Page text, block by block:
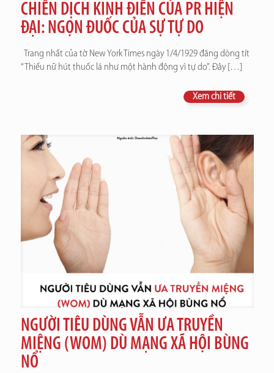
CHIẾN DỊCH KINH ĐIỂN CỦA PR HIỆN
ĐẠI: NGỌN ĐUỐC CỦA SỰ TỰ DO
Trang nhất của tờ New York Times ngày 1/4/1929 đăng dòng tít
“Thiếu nữ hút thuốc lá như một hành động vì tự do”. Đây[…]
Xem chi tiết
NGƯỜI TIÊU DÙNG VẪN ƯA TRUYỀN
MIỆNG (WOM) DÙ MẠNG XÃ HỘI BÙNG
NỔ